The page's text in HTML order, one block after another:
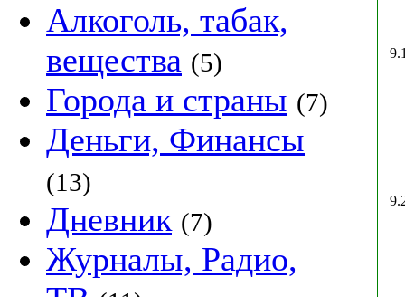
Алкоголь, табак,
вещества (5)
Города и страны (7)
Деньги, Финансы
(13)
Дневник (7)
Журналы, Радио,